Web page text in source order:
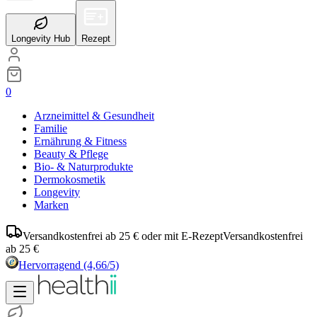
Longevity Hub Rezept
0
Arzneimittel & Gesundheit
Familie
Ernährung & Fitness
Beauty & Pflege
Bio- & Naturprodukte
Dermokosmetik
Longevity
Marken
Versandkostenfrei ab 25 € oder mit E-RezeptVersandkostenfrei
ab 25 €
Hervorragend (4,66/5)